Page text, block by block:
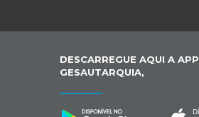
DESCARREGUE AQUI A APP
GESAUTARQUIA,